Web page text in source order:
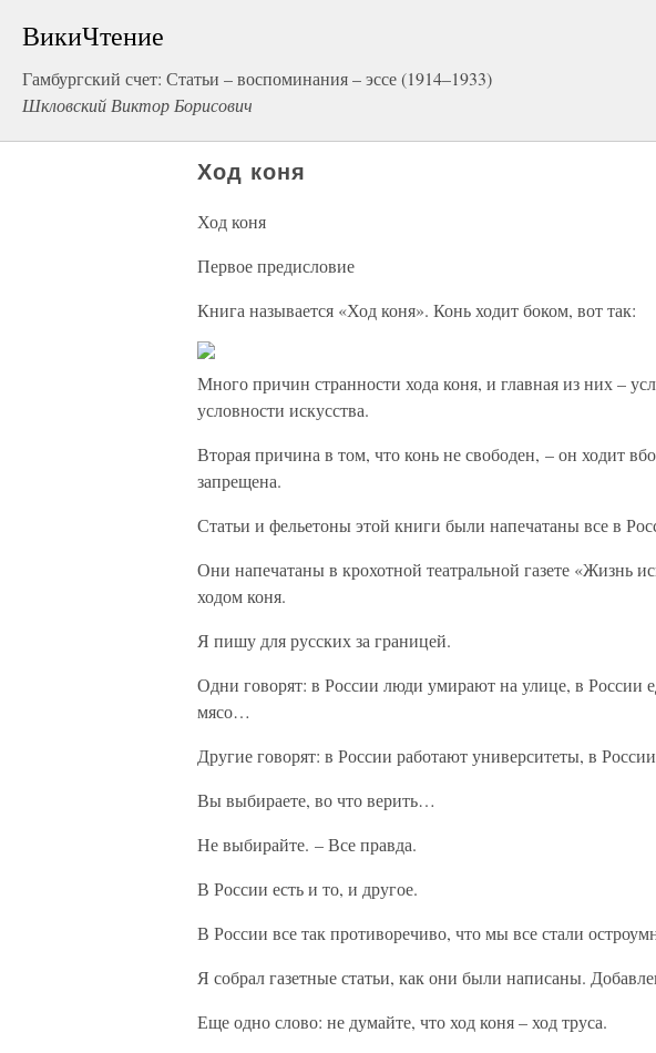
ВикиЧтение
Гамбургский счет: Статьи – воспоминания – эссе (1914–1933)
Шкловский Виктор Борисович
Ход коня
Ход коня
Первое предисловие
Книга называется «Ход коня». Конь ходит боком, вот так:
Много причин странности хода коня, и главная из них –
условности искусства.
Вторая причина в том, что конь не свободен, – он ходит
запрещена.
Статьи и фельетоны этой книги были напечатаны все в
Они напечатаны в крохотной театральной газете «Жизнь
ходом коня.
Я пишу для русских за границей.
Одни говорят: в России люди умирают на улице, в России
мясо…
Другие говорят: в России работают университеты, в
Вы выбираете, во что верить…
Не выбирайте. – Все правда.
В России есть и то, и другое.
В России все так противоречиво, что мы все стали
Я собрал газетные статьи, как они были написаны.
Еще одно слово: не думайте, что ход коня – ход труса.